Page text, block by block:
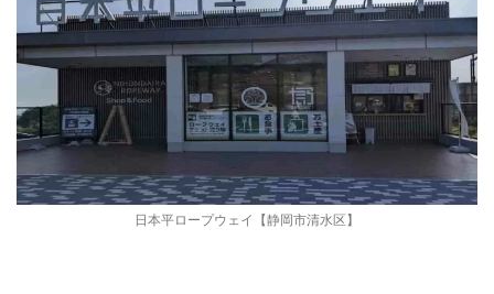
日本平ロープウェイ【静岡市清水区】